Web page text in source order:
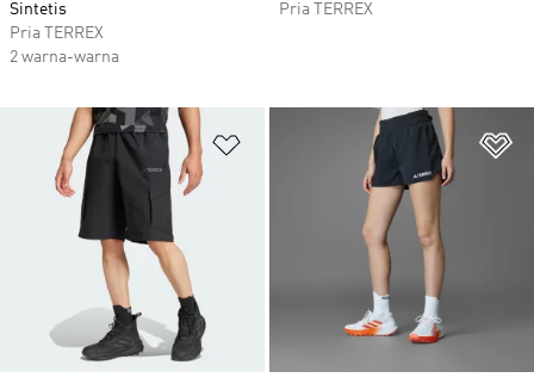
Sintetis
Pria TERREX
2 warna-warna
Pria TERREX
Tambahkan ke Wishlist